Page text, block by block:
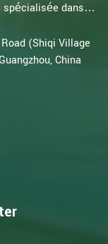
dans la
désinfection,
(Shiqi Village
China